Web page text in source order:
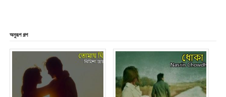
অনুরূপ গল্প